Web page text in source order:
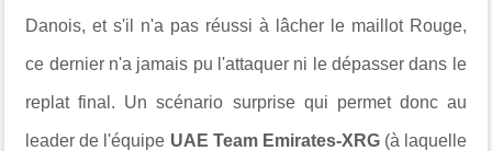
Danois, et s'il n'a pas réussi à lâcher le maillot Rouge,
ce dernier n'a jamais pu l'attaquer ni le dépasser dans le
replat final. Un scénario surprise qui permet donc au
leader de l'équipe UAE Team Emirates-XRG(à laquelle